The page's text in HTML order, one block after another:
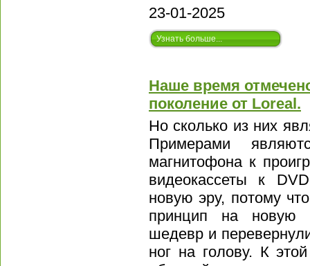
23-01-2025
Узнать больше...
Наше время
поколение от Loreal.
Но сколько из них
Примерами
магнитофона к
видеокассеты к
новую эру, потому
принцип на новую
шедевр и
ног на голову. К